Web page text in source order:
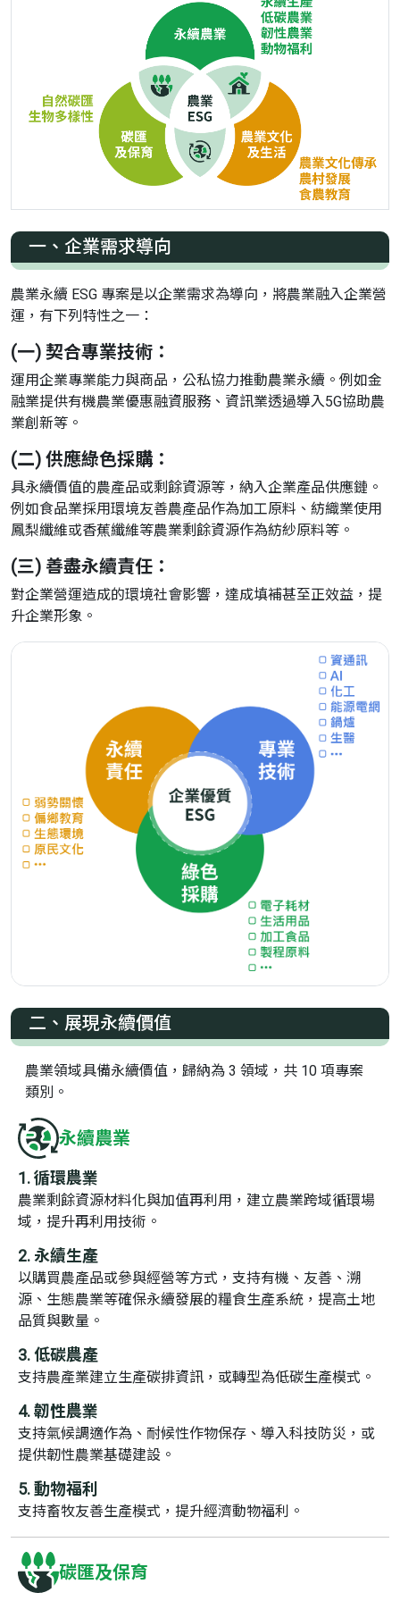
一、企業需求導向
農業永續 ESG 專案是以企業需求為導向，將農業融入企業營
運，有下列特性之一：
(一) 契合專業技術：
運用企業專業能力與商品，公私協力推動農業永續。例如金
融業提供有機農業優惠融資服務、資訊業透過導入5G協助農
業創新等。
(二) 供應綠色採購：
具永續價值的農產品或剩餘資源等，納入企業產品供應鏈。
例如食品業採用環境友善農產品作為加工原料、紡織業使用
鳳梨纖維或香蕉纖維等農業剩餘資源作為紡紗原料等。
(三) 善盡永續責任：
對企業營運造成的環境社會影響，達成填補甚至正效益，提
升企業形象。
二、展現永續價值
農業領域具備永續價值，歸納為 3 領域，共 10 項專案
類別。
永續農業
循環農業
農業剩餘資源材料化與加值再利用，建立農業跨域循環場
域，提升再利用技術。
永續生產
以購買農產品或參與經營等方式，支持有機、友善、溯
源、生態農業等確保永續發展的糧食生產系統，提高土地
品質與數量。
低碳農產
支持農產業建立生產碳排資訊，或轉型為低碳生產模式。
韌性農業
支持氣候調適作為、耐候性作物保存、導入科技防災，或
提供韌性農業基礎建設。
動物福利
支持畜牧友善生產模式，提升經濟動物福利。
碳匯及保育